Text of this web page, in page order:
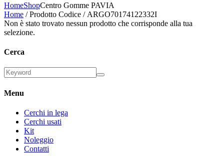
HomeShopCentro Gomme PAVIA
Home / Prodotto Codice / ARGO70174122332I
Non è stato trovato nessun prodotto che corrisponde alla tua
selezione.
Cerca
Menu
Cerchi in lega
Cerchi usati
Kit
Noleggio
Contatti